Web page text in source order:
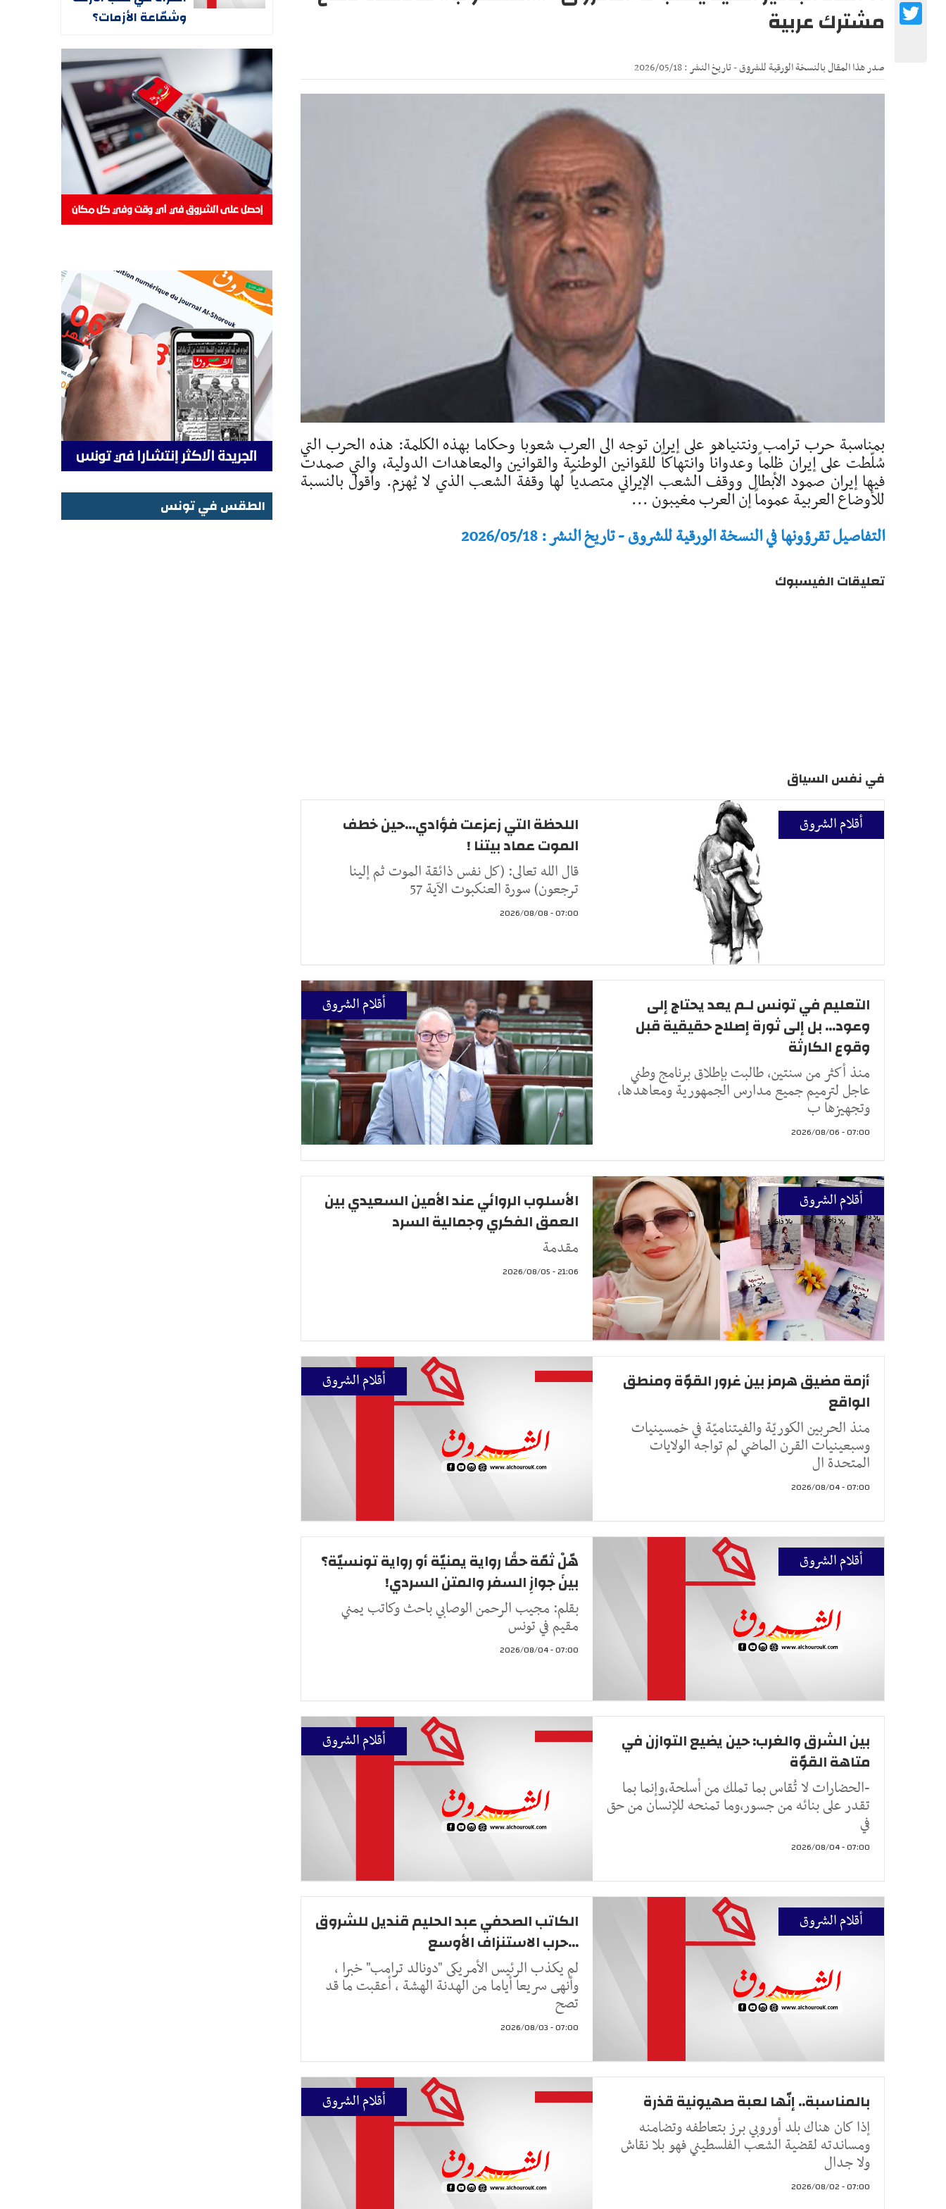
مشترك عربية
صدر هذا المقال بالنسخة الورقية للشروق - تاريخ النشر : 2026/05/18
بمناسبة حرب ترامب ونتنياهو على إيران توجه الى العرب شعوبا وحكاما بهذه الكلمة: هذه الحرب التي
سُلّطت على إيران ظلماً وعدواناً وانتهاكاً للقوانين الوطنية والقوانين والمعاهدات الدولية، والتي صمدت
فيها إيران صمود الأبطال ووقف الشعب الإيراني متصدياً لها وقفة الشعب الذي لا يُهزم. وأقول بالنسبة
للأوضاع العربية عموماً إن العرب مغيبون ...
التفاصيل تقرؤونها في النسخة الورقية للشروق - تاريخ النشر : 2026/05/18
Twitter
تعليقات الفيسبوك
في نفس السياق
أقلام الشروق
اللحظة التي زعزعت فؤادي...حين خطف
الموت عماد بيتنا !
قال الله تعالى: (كل نفس ذائقة الموت ثم إلينا
ترجعون) سورة العنكبوت الآية 57
07:00 - 2026/08/08
أقلام الشروق
التعليم في تونس لـم يعد يحتاج إلى
وعود... بل إلى ثورة إصلاح حقيقية قبل
وقوع الكارثة
منذ أكثر من سنتين، طالبت بإطلاق برنامج وطني
عاجل لترميم جميع مدارس الجمهورية ومعاهدها،
وتجهيزها ب
07:00 - 2026/08/06
أقلام الشروق
الأسلوب الروائي عند الأمين السعيدي بين
العمق الفكري وجمالية السرد
مقدمة
21:06 - 2026/08/05
أقلام الشروق
أزمة مضيق هرمز بين غرور القوّة ومنطق
الواقع
منذ الحربين الكوريّة والفيتناميّة في خمسينيات
وسبعينيات القرن الماضي لم تواجه الولايات
المتحدة ال
07:00 - 2026/08/04
أقلام الشروق
هّلْ ثمّة حقًا رواية يمنيّة أو رواية تونسيّة؟
بينَ جوازِ السفر والمتن السردي!
بقلم: مجيب الرحمن الوصابي باحث وكاتب يمني
مقيم في تونس
07:00 - 2026/08/04
أقلام الشروق
بين الشرق والغرب: حين يضيع التوازن في
متاهة القوّة
-الحضارات لا تُقاس بما تملك من أسلحة،وإنما بما
تقدر على بنائه من جسور،وما تمنحه للإنسان من حق
في
07:00 - 2026/08/04
أقلام الشروق
الكاتب الصحفي عبد الحليم قنديل للشروق
...حرب الاستنزاف الأوسع
لم يكذب الرئيس الأمريكى "دونالد ترامب" خبرا ،
وأنهى سريعا أياما من الهدنة الهشة ، أعقبت ما قد
تصح
07:00 - 2026/08/03
أقلام الشروق بالمناسبة.. إنّها لعبة صهيونية قذرة
إذا كان هناك بلد أوروبي برز بتعاطفه وتضامنه
ومساندته لقضية الشعب الفلسطيني فهو بلا نقاش
ولا جدال
07:00 - 2026/08/02
وشمّاعة الأزمات؟
الطقس في تونس